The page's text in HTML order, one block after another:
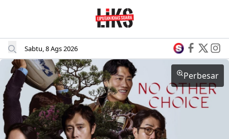
Sabtu, 8 Ags 2026
Perbesar